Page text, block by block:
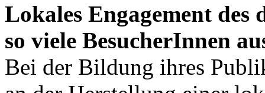
Lokales Engagement des
so viele BesucherInnen
Bei der Bildung ihres